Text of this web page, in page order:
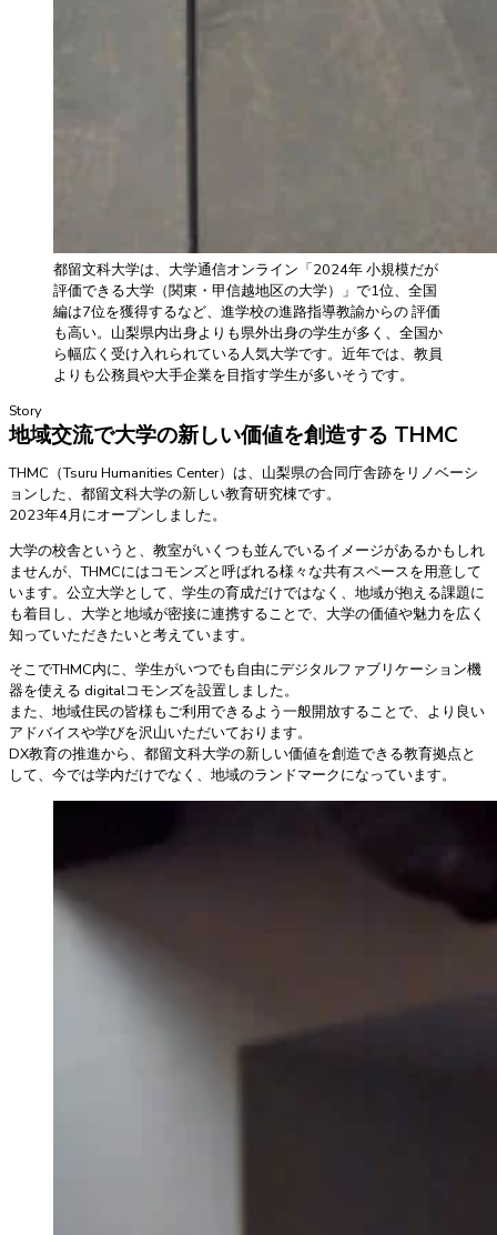
都留文科大学は、大学通信オンライン「2024年 小規模だが
評価できる大学（関東・甲信越地区の大学）」で1位、全国
編は7位を獲得するなど、進学校の進路指導教諭からの 評価
も高い。山梨県内出身よりも県外出身の学生が多く、全国か
ら幅広く受け入れられている人気大学です。近年では、教員
よりも公務員や大手企業を目指す学生が多いそうです。
Story
地域交流で大学の新しい価値を創造する THMC
THMC（Tsuru Humanities Center）は、山梨県の合同庁舎跡をリノベーシ
ョンした、都留文科大学の新しい教育研究棟です。
2023年4月にオープンしました。
大学の校舎というと、教室がいくつも並んでいるイメージがあるかもしれ
ませんが、THMCにはコモンズと呼ばれる様々な共有スペースを用意して
います。公立大学として、学生の育成だけではなく、地域が抱える課題に
も着目し、大学と地域が密接に連携することで、大学の価値や魅力を広く
知っていただきたいと考えています。
そこでTHMC内に、学生がいつでも自由にデジタルファブリケーション機
器を使える digitalコモンズを設置しました。
また、地域住民の皆様もご利用できるよう一般開放することで、より良い
アドバイスや学びを沢山いただいております。
DX教育の推進から、都留文科大学の新しい価値を創造できる教育拠点と
して、今では学内だけでなく、地域のランドマークになっています。